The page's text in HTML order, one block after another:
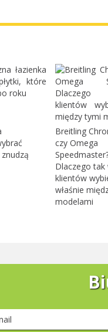
Breitling
czy Omega
Dlaczego tak
klientów
właśnie
modelami